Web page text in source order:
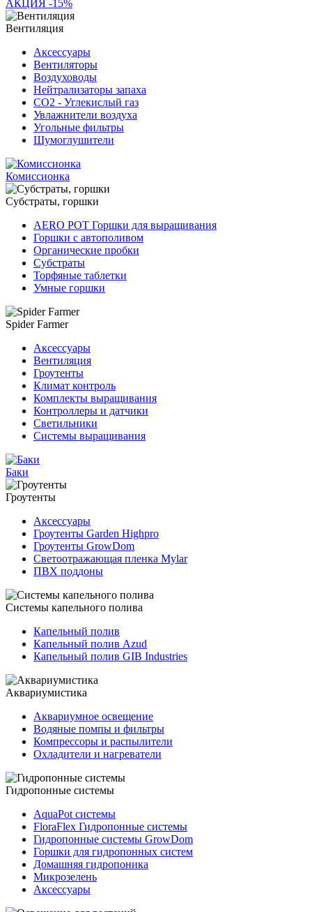
АКЦИЯ -15%
Вентиляция
Аксессуары
Вентиляторы
Воздуховоды
Нейтрализаторы запаха
СО2 - Углекислый газ
Увлажнители воздуха
Угольные фильтры
Шумоглушители
Комиссионка
Субстраты, горшки
AERO POT Горшки для выращивания
Горшки с автополивом
Органические пробки
Субстраты
Торфяные таблетки
Умные горшки
Spider Farmer
Аксессуары
Вентиляция
Гроутенты
Климат контроль
Комплекты выращивания
Контроллеры и датчики
Светильники
Системы выращивания
Баки
Гроутенты
Аксессуары
Гроутенты Garden Highpro
Гроутенты GrowDom
Светоотражающая пленка Mylar
ПВХ поддоны
Системы капельного полива
Капельный полив
Капельный полив Azud
Капельный полив GIB Industries
Аквариумистика
Аквариумное освещение
Водяные помпы и фильтры
Компрессоры и распылители
Охладители и нагреватели
Гидропонные системы
AquaPot системы
FloraFlex Гидропонные системы
Гидропонные системы GrowDom
Горшки для гидропонных систем
Домашняя гидропоника
Микрозелень
Аксессуары